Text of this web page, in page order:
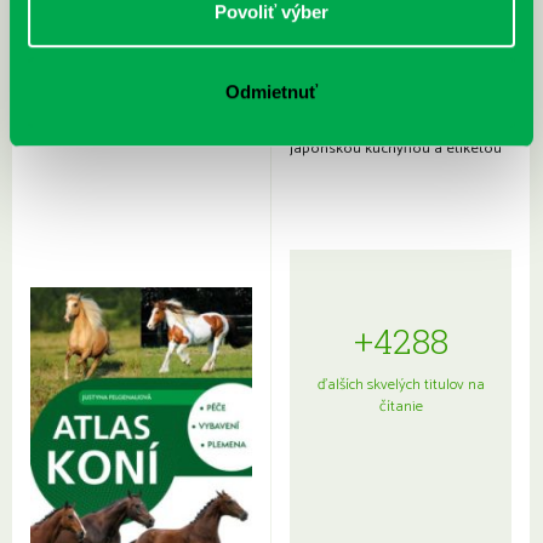
Povoliť výber
Odmietnuť
Rudź, Przemyslaw: Atlas hviezd:
Hardy, Paula: Japonsko na tanieri:
japonskou kuchyňou a etiketou
+4288
ďalších skvelých titulov na
čítanie